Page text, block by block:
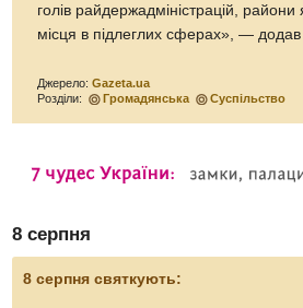
голів райдержадміністрацій, райони
місця в підлеглих сферах», —
Джерело:Gazeta.ua
Розділи:
Громадянська Суспільство
8 серпня
8 серпня святкують: